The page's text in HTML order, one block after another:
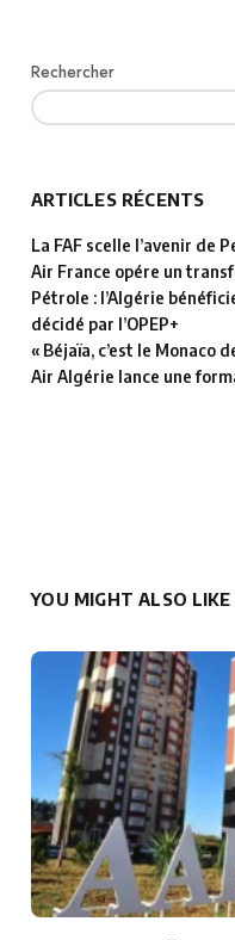
Rechercher
ARTICLES RÉCENTS
La FAF scelle l’avenir de
Air France opére un
Pétrole : l’Algérie
décidé par l’OPEP+
« Béjaïa, c’est le Monaco
Air Algérie lance une
YOU MIGHT ALSO LIKE